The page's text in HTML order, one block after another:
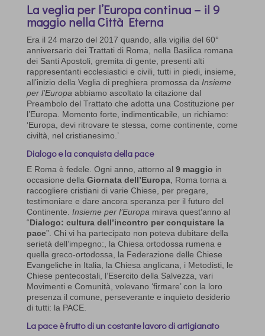
La veglia per l’Europa continua – il 9
maggio nella Città Eterna
Era il 24 marzo del 2017 quando, alla vigilia del 60°
anniversario dei Trattati di Roma, nella Basilica romana
dei Santi Apostoli, gremita di gente, presenti alti
rappresentanti ecclesiastici e civili, tutti in piedi, insieme,
all’inizio della Veglia di preghiera promossa da Insieme
per l’Europa abbiamo ascoltato la citazione dal
Preambolo del Trattato che adotta una Costituzione per
l’Europa. Momento forte, indimenticabile, un richiamo:
‘Europa, devi ritrovare te stessa, come continente, come
civiltà, nel cristianesimo.’
Dialogo e la conquista della pace
E Roma è fedele. Ogni anno, attorno al 9 maggio in
occasione della Giornata dell’Europa, Roma torna a
raccogliere cristiani di varie Chiese, per pregare,
testimoniare e dare ancora speranza per il futuro del
Continente. Insieme per l’Europa mirava quest’anno al
“Dialogo: cultura dell’incontro per conquistare la
pace”. Chi vi ha partecipato non poteva dubitare della
serietà dell’impegno:, la Chiesa ortodossa rumena e
quella greco-ortodossa, la Federazione delle Chiese
Evangeliche in Italia, la Chiesa anglicana, i Metodisti, le
Chiese pentecostali, l’Esercito della Salvezza, vari
Movimenti e Comunità, volevano ‘firmare’ con la loro
presenza il comune, perseverante e inquieto desiderio
di tutti: la PACE.
La pace è frutto di un costante lavoro di artigianato